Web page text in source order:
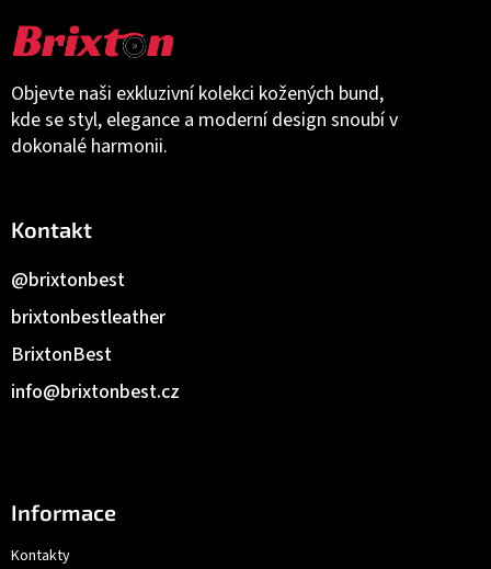
Objevte naši exkluzivní kolekci kožených bund,
kde se styl, elegance a moderní design snoubí v
dokonalé harmonii.
Kontakt
info@brixtonbest.cz
BrixtonBest
brixtonbestleather
@brixtonbest
Informace
Kontakty